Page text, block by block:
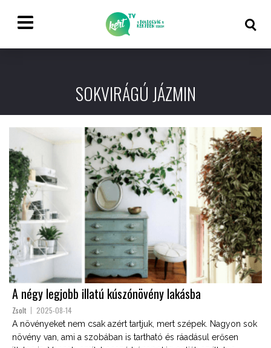
SOKVIRÁGÚ JÁZMIN
A négy legjobb illatú kúszónövény lakásba
Zsolt 2025-08-14
A növényeket nem csak azért tartjuk, mert szépek. Nagyon sok
növény van, ami a szobában is tartható és ráadásul erősen